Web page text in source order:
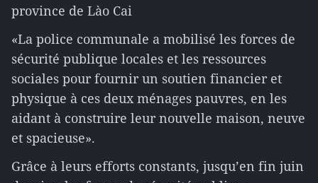
province de Lào Cai
«La police communale a mobilisé les forces de
sécurité publique locales et les ressources
sociales pour fournir un soutien financier et
physique à ces deux ménages pauvres, en les
aidant à construire leur nouvelle maison, neuve
et spacieuse».
Grâce à leurs efforts constants, jusqu’en fin juin